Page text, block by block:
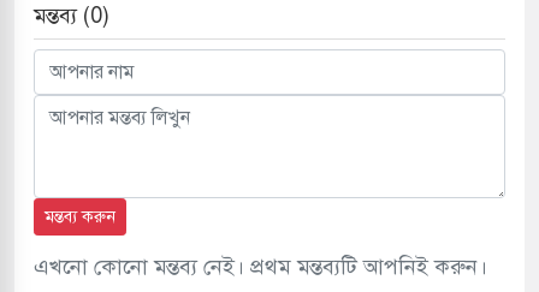
মন্তব্য (0)
মন্তব্য করুন
এখনো কোনো মন্তব্য নেই। প্রথম মন্তব্যটি আপনিই করুন।